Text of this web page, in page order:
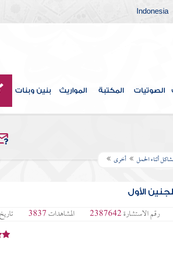
Indonesia
الصوتيات المكتبة المواريث بنين وبنات
أثناء الحمل أخرى
الأول
رقم الاستشارة2387642 المشاهدات3837